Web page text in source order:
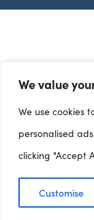
We value
We use cookies
personalised
clicking "Accept
Customise